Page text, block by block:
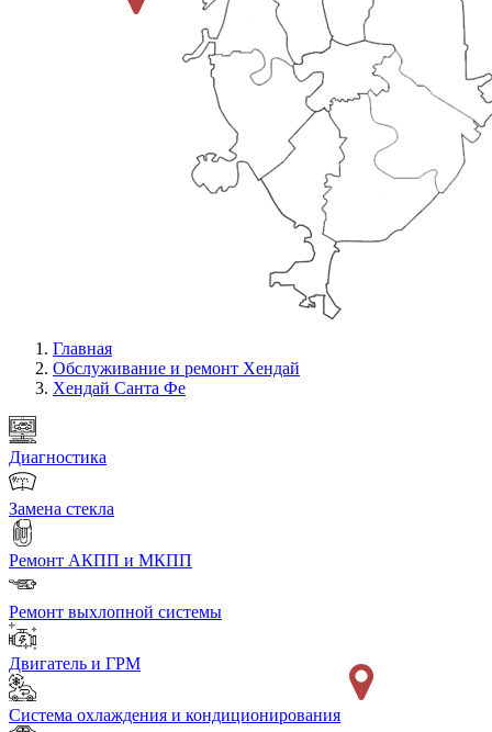
Главная
Обслуживание и ремонт Хендай
Хендай Санта Фе
Диагностика
Замена стекла
Ремонт АКПП и МКПП
Ремонт выхлопной системы
Двигатель и ГРМ
Система охлаждения и кондиционирования